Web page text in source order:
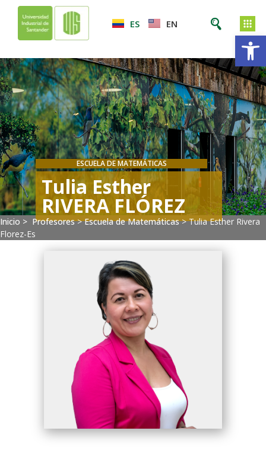
ES EN
Inicio > Profesores>Escuela de Matemáticas>Tulia Esther Rivera
Florez-Es
ESCUELA DE MATEMÁTICAS
Tulia Esther
RIVERA FLÓREZ